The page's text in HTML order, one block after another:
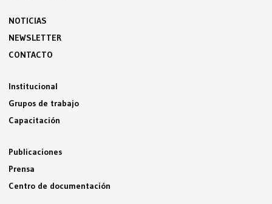
NOTICIAS
NEWSLETTER
CONTACTO
Institucional
Grupos de trabajo
Capacitación
Publicaciones
Prensa
Centro de documentación